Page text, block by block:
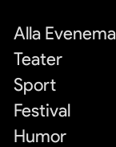
Alla
Teater
Sport
Festival
Humor